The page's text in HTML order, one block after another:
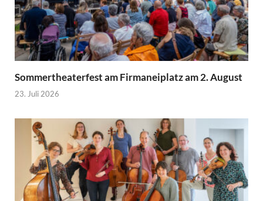
Sommertheaterfest am Firmaneiplatz am 2. August
23. Juli 2026